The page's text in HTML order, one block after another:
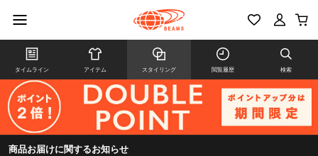
タイムライン アイテム スタイリング 閲覧履歴 検索
商品お届けに関するお知らせ